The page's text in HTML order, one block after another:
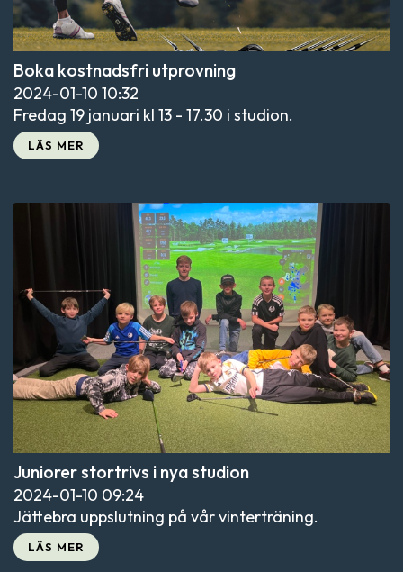
Boka kostnadsfri utprovning
2024-01-10 10:32
Fredag 19 januari kl 13 - 17.30 i studion.
LÄS MER
Juniorer stortrivs i nya studion
2024-01-10 09:24
Jättebra uppslutning på vår vinterträning.
LÄS MER